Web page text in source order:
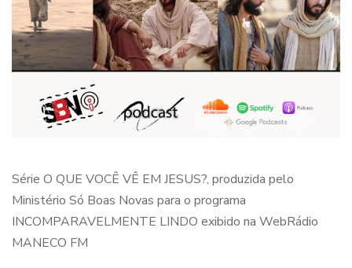
Série O QUE VOCÊ VÊ EM JESUS?, produzida pelo
Ministério Só Boas Novas para o programa
INCOMPARAVELMENTE LINDO exibido na WebRádio
MANECO FM